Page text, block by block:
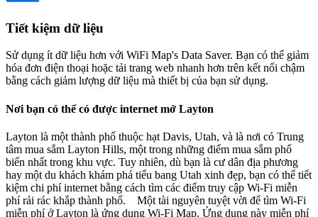
Tiết kiệm dữ liệu
Sử dụng ít dữ liệu hơn với WiFi Map's Data Saver. Bạn có thể giảm
hóa đơn điện thoại hoặc tải trang web nhanh hơn trên kết nối chậm
bằng cách giảm lượng dữ liệu mà thiết bị của bạn sử dụng.
Nơi bạn có thể có được internet mở Layton
Layton là một thành phố thuộc hạt Davis, Utah, và là nơi có Trung
tâm mua sắm Layton Hills, một trong những điểm mua sắm phổ
biến nhất trong khu vực. Tuy nhiên, dù bạn là cư dân địa phương
hay một du khách khám phá tiểu bang Utah xinh đẹp, bạn có thể tiết
kiệm chi phí internet bằng cách tìm các điểm truy cập Wi-Fi miễn
phí rải rác khắp thành phố. Một tài nguyên tuyệt vời để tìm Wi-Fi
miễn phí ở Layton là ứng dụng Wi-Fi Map. Ứng dụng này miễn phí